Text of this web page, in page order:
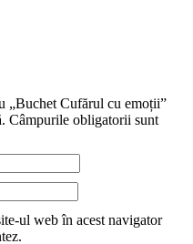
„Buchet Cufărul cu emoții”
Câmpurile obligatorii sunt
ul web în acest navigator